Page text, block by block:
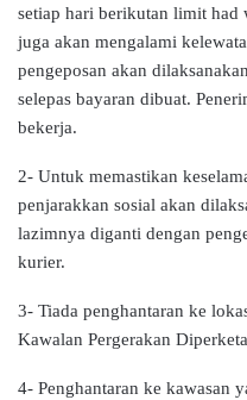
setiap hari berikutan limit had
juga akan mengalami
pengeposan akan
selepas bayaran dibuat.
bekerja.
2- Untuk memastikan
penjarakkan sosial akan
lazimnya diganti dengan
kurier.
3- Tiada penghantaran ke
Kawalan Pergerakan
4- Penghantaran ke kawasan